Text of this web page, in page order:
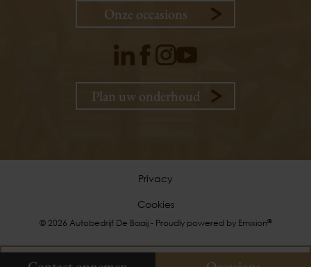
Contact opnemen
Onze occasions
Plan uw onderhoud
© 2026 Autobedrijf De Baaij - Proudly powered by Emixion®
Privacy
Cookies
Plan uw onderhoud
Onze occasions